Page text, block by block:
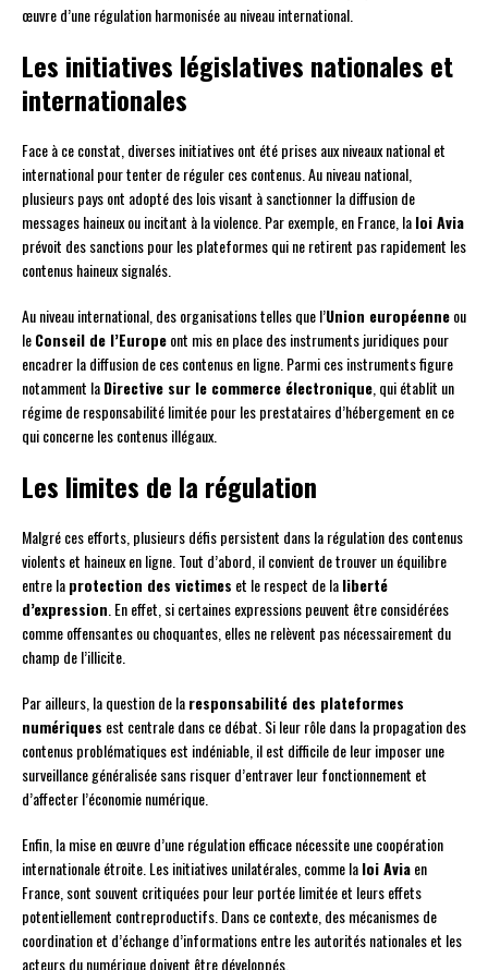
œuvre d’une régulation harmonisée au niveau international.
Les initiatives législatives nationales et
internationales
Face à ce constat, diverses initiatives ont été prises aux niveaux national et
international pour tenter de réguler ces contenus. Au niveau national,
plusieurs pays ont adopté des lois visant à sanctionner la diffusion de
messages haineux ou incitant à la violence. Par exemple, en France, laloi Avia
prévoit des sanctions pour les plateformes qui ne retirent pas rapidement les
contenus haineux signalés.
Au niveau international, des organisations telles que l’Union européenneou
leConseil de l’Europeont mis en place des instruments juridiques pour
encadrer la diffusion de ces contenus en ligne. Parmi ces instruments figure
notamment laDirective sur le commerce électronique, qui établit un
régime de responsabilité limitée pour les prestataires d’hébergement en ce
qui concerne les contenus illégaux.
Les limites de la régulation
Malgré ces efforts, plusieurs défis persistent dans la régulation des contenus
violents et haineux en ligne. Tout d’abord, il convient de trouver un équilibre
entre laprotection des victimes et le respect de laliberté
d’expression. En effet, si certaines expressions peuvent être considérées
comme offensantes ou choquantes, elles ne relèvent pas nécessairement du
champ de l’illicite.
Par ailleurs, la question de laresponsabilité des plateformes
numériques est centrale dans ce débat. Si leur rôle dans la propagation des
contenus problématiques est indéniable, il est difficile de leur imposer une
surveillance généralisée sans risquer d’entraver leur fonctionnement et
d’affecter l’économie numérique.
Enfin, la mise en œuvre d’une régulation efficace nécessite une coopération
internationale étroite. Les initiatives unilatérales, comme laloi Aviaen
France, sont souvent critiquées pour leur portée limitée et leurs effets
potentiellement contreproductifs. Dans ce contexte, des mécanismes de
coordination et d’échange d’informations entre les autorités nationales et les
acteurs du numérique doivent être développés.